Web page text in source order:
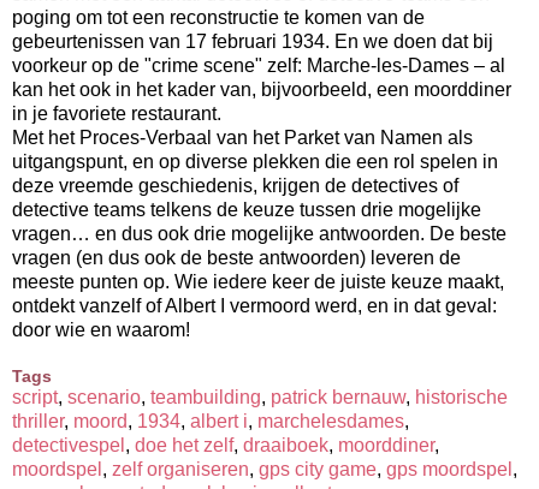
poging om tot een reconstructie te komen van de
gebeurtenissen van 17 februari 1934. En we doen dat bij
voorkeur op de "crime scene" zelf: Marche-les-Dames – al
kan het ook in het kader van, bijvoorbeeld, een moorddiner
in je favoriete restaurant.
Met het Proces-Verbaal van het Parket van Namen als
uitgangspunt, en op diverse plekken die een rol spelen in
deze vreemde geschiedenis, krijgen de detectives of
detective teams telkens de keuze tussen drie mogelijke
vragen… en dus ook drie mogelijke antwoorden. De beste
vragen (en dus ook de beste antwoorden) leveren de
meeste punten op. Wie iedere keer de juiste keuze maakt,
ontdekt vanzelf of Albert I vermoord werd, en in dat geval:
door wie en waarom!
Tags
script, scenario, teambuilding, patrick bernauw, historische
thriller, moord, 1934, albert i, marchelesdames,
detectivespel , doe het zelf, draaiboek, moorddiner,
moordspel , zelf organiseren, gps city game, gps moordspel ,